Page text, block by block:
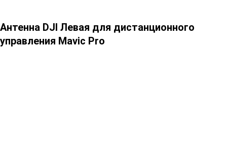
Антенна DJI Левая для дистанционного
управления Mavic Pro